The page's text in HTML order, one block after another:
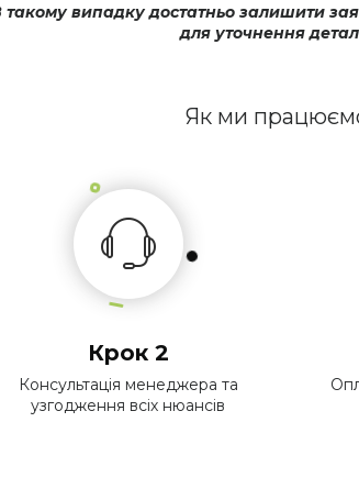
випадку достатньо залишити
для уточнення
Як ми
Крок 2
Консультація менеджера та
узгодження всіх нюансів